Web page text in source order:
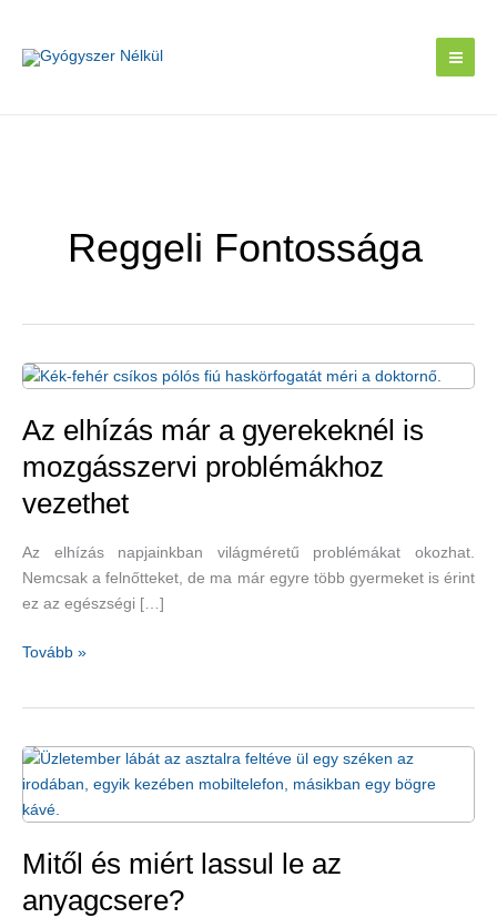
content
Reggeli Fontossága
Az elhízás már a gyerekeknél is
mozgásszervi problémákhoz
vezethet
Az elhízás napjainkban világméretű problémákat okozhat.
Nemcsak a felnőtteket, de ma már egyre több gyermeket is érint
ez az egészségi […]
Az
gyerekeknél
is
mozgásszervi
vezethet
Tovább »
Mitől és miért lassul le az
anyagcsere?